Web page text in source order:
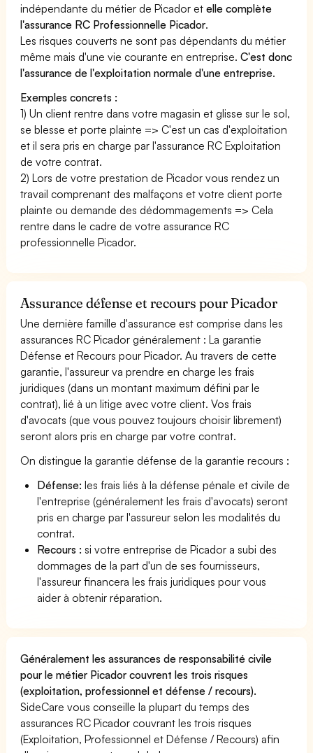
indépendante du métier de Picador etelle complète
l'assurance RC Professionnelle Picador.
Les risques couverts ne sont pas dépendants du métier
même mais d'une vie courante en entreprise.C'est donc
l'assurance de l'exploitation normale d'une entreprise.
Exemples concrets :
1) Un client rentre dans votre magasin et glisse sur le sol,
se blesse et porte plainte => C'est un cas d'exploitation
et il sera pris en charge par l'assurance RC Exploitation
de votre contrat.
2) Lors de votre prestation de Picador vous rendez un
travail comprenant des malfaçons et votre client porte
plainte ou demande des dédommagements => Cela
rentre dans le cadre de votre assurance RC
professionnelle Picador.
Assurance défense et recours pour Picador
Une dernière famille d'assurance est comprise dans les
assurances RC Picador généralement : La garantie
Défense et Recours pour Picador. Au travers de cette
garantie, l'assureur va prendre en charge les frais
juridiques (dans un montant maximum défini par le
contrat), lié à un litige avec votre client. Vos frais
d'avocats (que vous pouvez toujours choisir librement)
seront alors pris en charge par votre contrat.
On distingue la garantie défense de la garantie recours :
Défense: les frais liés à la défense pénale et civile de
l'entreprise (généralement les frais d'avocats) seront
pris en charge par l'assureur selon les modalités du
contrat.
Recours : si votre entreprise de Picador a subi des
dommages de la part d'un de ses fournisseurs,
l'assureur financera les frais juridiques pour vous
aider à obtenir réparation.
Généralement les assurances de responsabilité civile
pour le métier Picador couvrent les trois risques
(exploitation, professionnel et défense / recours).
SideCare vous conseille la plupart du temps des
assurances RC Picador couvrant les trois risques
(Exploitation, Professionnel et Défense / Recours) afin